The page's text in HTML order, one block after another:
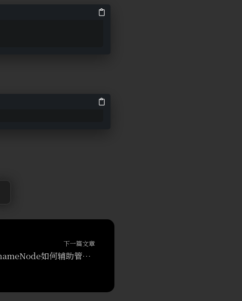
下一篇文章
SecondarynameNode如何辅助管理FSImage与Edits文件